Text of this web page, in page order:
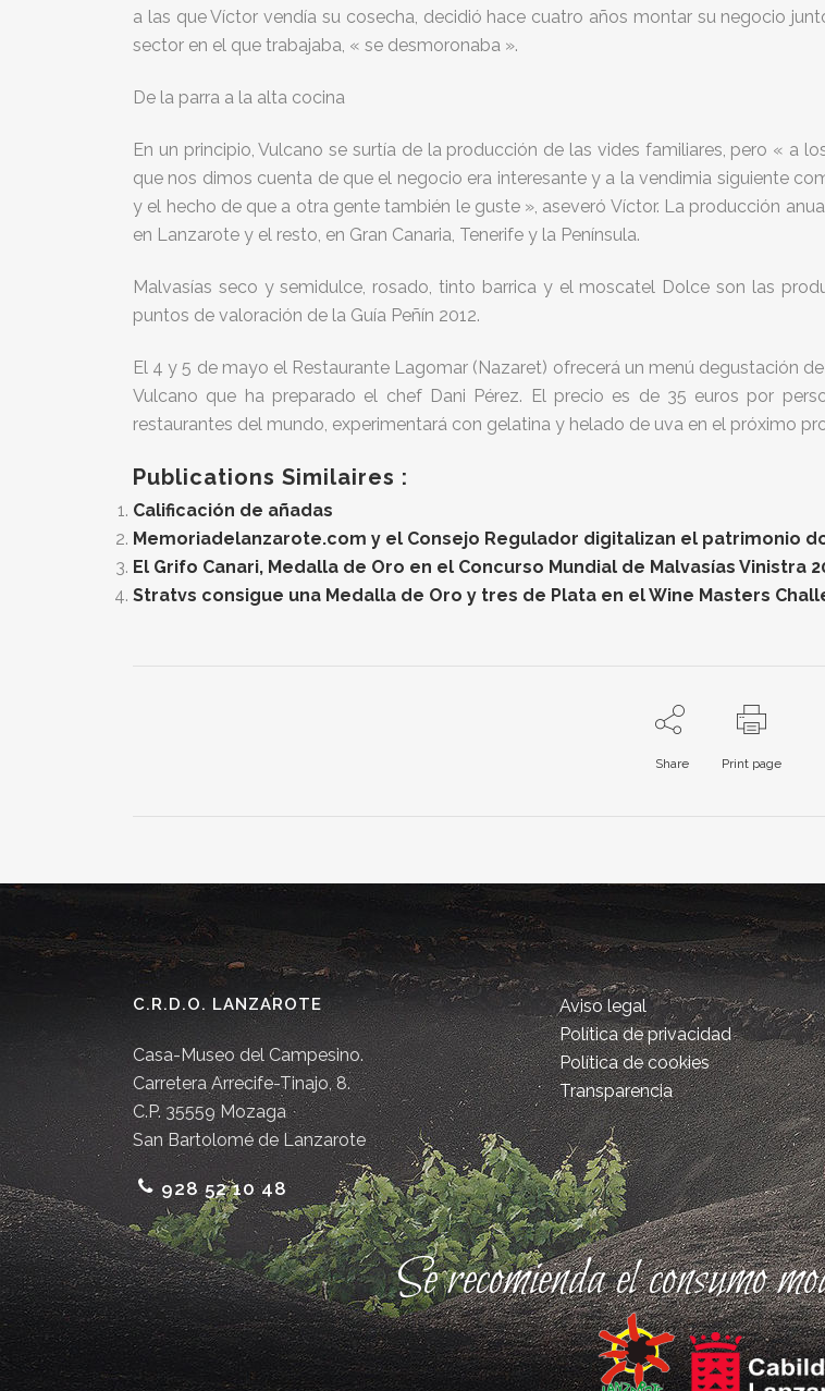
a las que Víctor vendía su cosecha, decidió hace cuatro años montar su negocio
sector en el que trabajaba, « se desmoronaba ».
De la parra a la alta cocina
En un principio, Vulcano se surtía de la producción de las vides familiares, pero « a
que nos dimos cuenta de que el negocio era interesante y a la vendimia siguiente
y el hecho de que a otra gente también le guste », aseveró Víctor. La producción
en Lanzarote y el resto, en Gran Canaria, Tenerife y la Península.
Malvasías seco y semidulce, rosado, tinto barrica y el moscatel Dolce son las
puntos de valoración de la Guía Peñín 2012.
El 4 y 5 de mayo el Restaurante Lagomar (Nazaret) ofrecerá un menú degustación
Vulcano que ha preparado el chef Dani Pérez. El precio es de 35 euros por
restaurantes del mundo, experimentará con gelatina y helado de uva en el próximo
Publications Similaires :
Calificación de añadas
Memoriadelanzarote.com y el Consejo Regulador digitalizan el patrimonio
El Grifo Canari, Medalla de Oro en el Concurso Mundial de Malvasías Vinistra
Stratvs consigue una Medalla de Oro y tres de Plata en el Wine Masters
Share Print page
C.R.D.O. LANZAROTE
Casa-Museo del Campesino.
Carretera Arrecife-Tinajo, 8.
C.P. 35559 Mozaga
San Bartolomé de Lanzarote
928 52 10 48
Aviso legal
Política de privacidad
Política de cookies
Transparencia
Se recomienda el consumo